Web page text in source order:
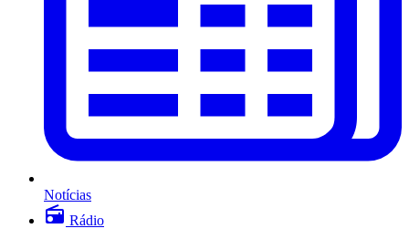
Notícias
Rádio